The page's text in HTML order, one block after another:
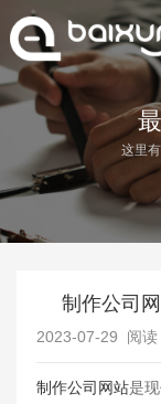
首页
网站制作
网站制作案
网站制作资
联系我们
这里
制作公司
2023-07-29 阅读
制作公司网站是